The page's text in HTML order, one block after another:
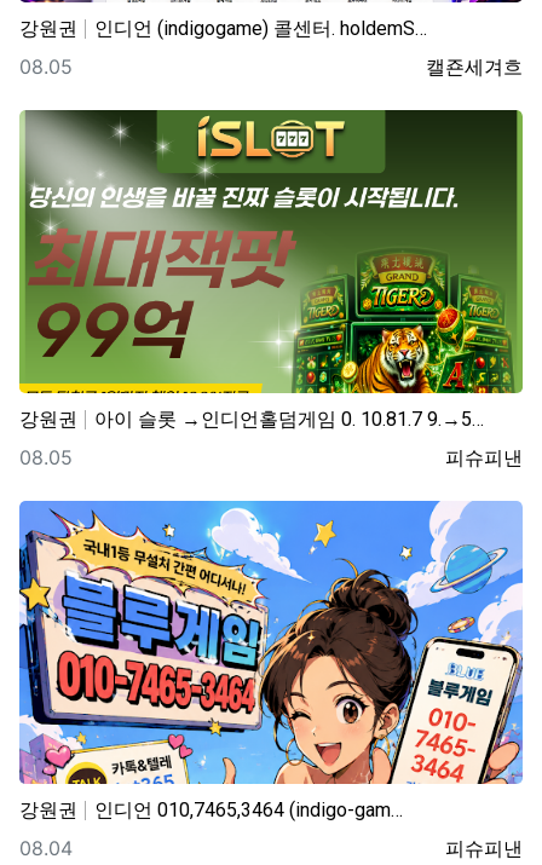
강원권 인디언 (indigogame) 콜센터. holdemS…
등록자
캘죤세겨흐
등록일
08.05
강원권 아이 슬롯 →인디언홀덤게임 0. 10.81.7 9.→5…
등록자
피슈피낸
등록일
08.05
강원권 인디언 010,7465,3464 (indigo-gam…
등록자
피슈피낸
등록일
08.04